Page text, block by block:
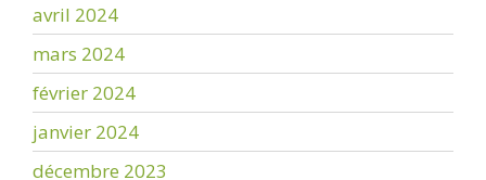
avril 2024
mars 2024
février 2024
janvier 2024
décembre 2023